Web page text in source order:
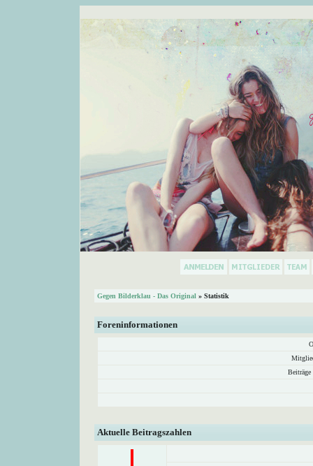
Gegen Bilderklau - Das Original » Statistik
Foreninformationen
Beiträge
Aktuelle Beitragszahlen